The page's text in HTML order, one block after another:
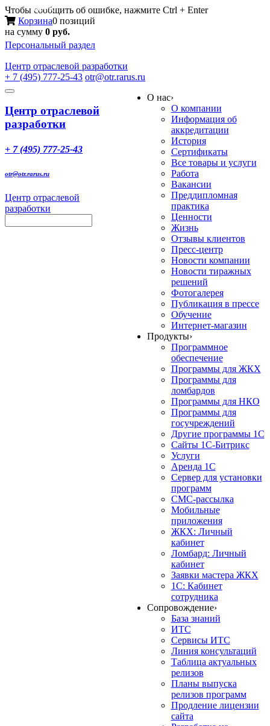
Чтобы сообщить об ошибке, нажмите Ctrl + Enter
Корзина0 позиций
на сумму 0 руб.
Персональный раздел
Центр отраслевой разработки
+ 7 (495) 777-25-43 otr@otr.rarus.ru
Toggle
Меню
Центр отраслевой
разработки
+ 7 (495) 777-25-43
otr@otr.rarus.ru
Центр отраслевой
разработки
О нас›
О компании
Информация об
аккредитации
История
Сертификаты
Все товары и услуги
Работа
Вакансии
Преддипломная
практика
Ценности
Жизнь
Отзывы клиентов
Пресс-центр
Новости компании
Новости тиражных
решений
Фотогалерея
Публикация в прессе
Обучение
Интернет-магазин
Продукты›
Программное
обеспечение
Программы для ЖКХ
Программы для
ломбардов
Программы для НКО
Программы для
госучреждений
Другие программы 1С
Сайты 1С-Битрикс
Услуги
Аренда 1С
Сервер для установки
программ
СМС-рассылка
Мобильные
приложения
ЖКХ: Личный
кабинет
Ломбард: Личный
кабинет
Заявки мастера ЖКХ
1С: Кабинет
сотрудника
Сопровождение›
База знаний
ИТС
Сервисы ИТС
Линия консультаций
Таблица актуальных
релизов
Планы выпуска
релизов программ
Продление лицензии
сайта